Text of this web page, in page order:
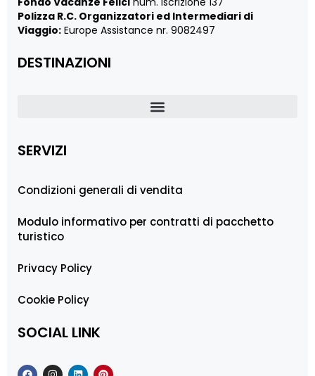
Polizza R.C. Organizzatori ed Intermediari di
Viaggio: Europe Assistance nr. 9082497
DESTINAZIONI
SERVIZI
Condizioni generali di vendita
Modulo informativo per contratti di pacchetto
turistico
Privacy Policy
Cookie Policy
SOCIAL LINK